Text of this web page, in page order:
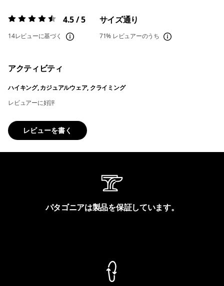
評価:4.5 / 5 4.5 / 5
14レビューに基づく
サイズ通り
71% レビュアーのうち
アクティビティ
ハイキング, カジュアルウェア, クライミング
レビュアーに好評
レビューを書く
パタゴニアは製品を保証しています。